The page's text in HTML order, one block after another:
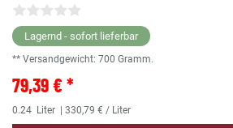
Lagernd - sofort lieferbar
** Versandgewicht: 700 Gramm.
79,39 € *
0.24 Liter | 330,79 € / Liter